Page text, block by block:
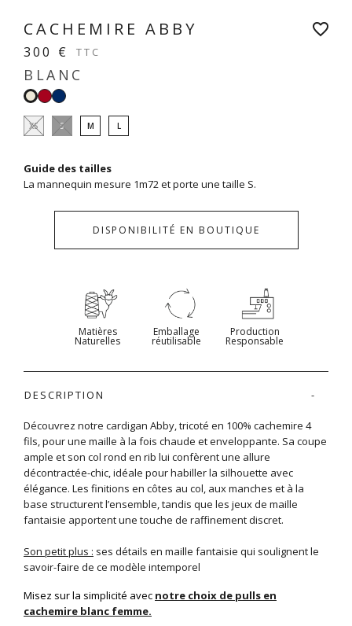
CACHEMIRE ABBY
300 € TTC
BLANC
BlancRouge
XS S M L
Guide des tailles
La mannequin mesure 1m72 et porte une taille S.
DISPONIBILITÉ EN BOUTIQUE
favorite_border
Matières
Naturelles
Emballage
réutilisable
Production
Responsable
DESCRIPTION
Découvrez notre cardigan Abby, tricoté en 100% cachemire 4
fils, pour une maille à la fois chaude et enveloppante. Sa coupe
ample et son col rond en rib lui confèrent une allure
décontractée-chic, idéale pour habiller la silhouette avec
élégance. Les finitions en côtes au col, aux manches et à la
base structurent l’ensemble, tandis que les jeux de maille
fantaisie apportent une touche de raffinement discret.
Son petit plus : ses détails en maille fantaisie qui soulignent le
savoir-faire de ce modèle intemporel
Misez sur la simplicité avec notre choix de pulls en
cachemire blanc femme.